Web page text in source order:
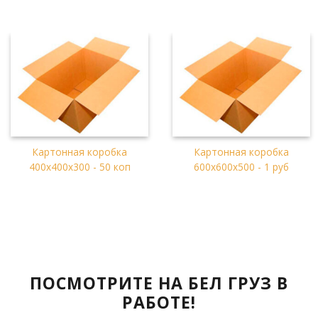
Картонная коробка
400х400х300 - 50 коп
Картонная коробка
600х600х500 - 1 руб
ПОСМОТРИТЕ НА БЕЛ ГРУЗ В
РАБОТЕ!